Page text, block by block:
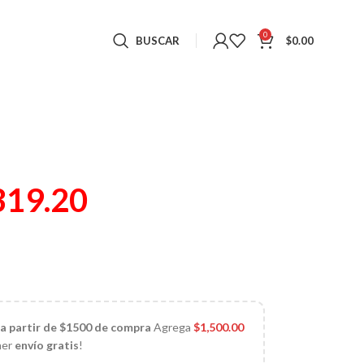
BUSCAR 0 $0.00
partir de $1500 de compra Agrega$1,500.00
envío gratis!